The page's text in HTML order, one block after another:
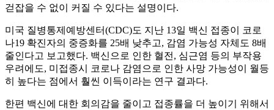
걷잡을 수 없이 커질 수 있다는 설명이다.
미국 질병통제예방센터(CDC)도 지난 13일 백신 접종이 코로
나19 확진자의 중증화를 25배 낮추고, 감염 가능성 자체도 8배
줄인다고 보고했다. 백신으로 인한 혈전, 심근염 등의 부작용
우려에도, 미접종시 코로나 감염으로 인한 사망 가능성이 월등
히 높다는 점에서 훨씬 이득이라는 연구 결과다.
한편 백신에 대한 회의감을 줄이고 접종률을 더 높이기 위해서